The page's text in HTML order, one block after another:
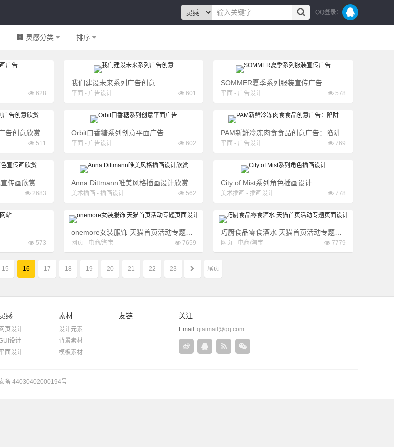
QQ登录：
灵感分类 排序
628
我们建设未来系列广告创意
平面 - 广告设计 601
SOMMER夏季系列服装宣传广告
平面 - 广告设计 578
告创意欣赏
511
Orbit口香糖系列创意平面广告
平面 - 广告设计 602
PAM新鲜冷冻肉食食品创意广告：陷阱
平面 - 广告设计 769
传画欣赏
2683
Anna Dittmann唯美风格插画设计欣赏
美术插画 - 插画设计 562
City of Mist系列角色插画设计
美术插画 - 插画设计 778
573 网页 - 电商/淘宝 7659 网页 - 电商/淘宝 7779
15 16 17 18 19 20 21 22 23 尾页
灵感
网页设计
设计
面设计
素材
设计元素
背景素材
模板素材
友链 关注
Email: qtaimail@qq.com
rss
备 44030402000194号